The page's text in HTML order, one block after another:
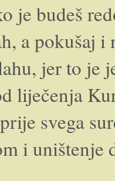
je budeš
a pokušaj
jer to je
liječenja
svega
i uništenje